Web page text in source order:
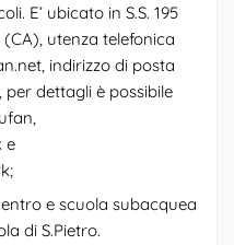
E’ ubicato in S.S. 195
utenza telefonica
, indirizzo di posta
, per dettagli è possibile
e
e scuola subacquea
di S.Pietro.